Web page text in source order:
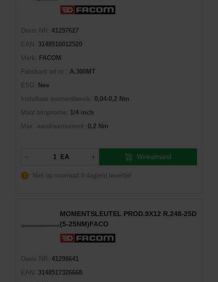
Dexis NR: 41297627
EAN:
3148510012520
Merk:
FACOM
Fabrikant art.nr::
A.300MT
ESD:
Nee
Instelbaar momentbereik:
0,04-0,2 Nm
Maat bitopname:
1/4 inch
Max. aandraaimoment:
0,2 Nm
EA Winkelmand
Niet op voorraad 8 dag(en) levertijd
MOMENTSLEUTEL PROD.9X12 R.248-25D
(5-25NM)FACO
Dexis NR: 41298641
EAN:
3148517326668